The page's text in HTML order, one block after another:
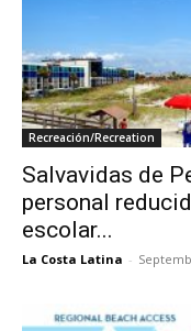
Recreación/Recreation
Salvavidas de
personal
escolar...
La Costa Latina -